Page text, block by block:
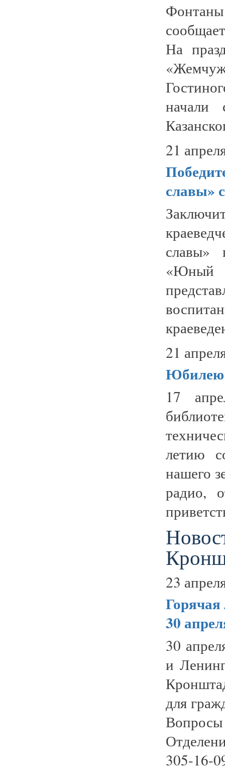
На
21
славы»
славы»
«Юный
21
Юбилею
17
летию
нашего
радио,
23
30
30
и
для
305-16-